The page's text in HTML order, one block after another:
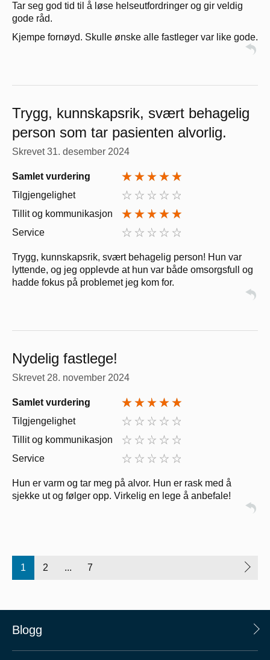
Tar seg god tid til å løse helseutfordringer og gir veldig
gode råd.
Kjempe fornøyd. Skulle ønske alle fastleger var like gode.
Trygg, kunnskapsrik, svært behagelig
person som tar pasienten alvorlig.
Skrevet31. desember 2024
Samlet vurdering
Tilgjengelighet
Tillit og kommunikasjon
Service
Trygg, kunnskapsrik, svært behagelig person! Hun var
lyttende, og jeg opplevde at hun var både omsorgsfull og
hadde fokus på problemet jeg kom for.
Nydelig fastlege!
Skrevet 28. november 2024
Samlet vurdering
Tilgjengelighet
Tillit og kommunikasjon
Service
Hun er varm og tar meg på alvor. Hun er rask med å
sjekke ut og følger opp. Virkelig en lege å anbefale!
1 2 ... 7
Blogg